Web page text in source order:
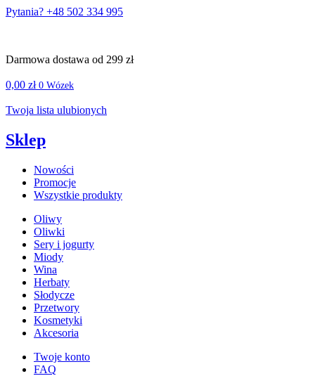
Pytania? +48 502 334 995
Darmowa dostawa od 299 zł
0,00 zł 0 Wózek
Twoja lista ulubionych
Sklep
Nowości
Promocje
Wszystkie produkty
Oliwy
Oliwki
Sery i jogurty
Miody
Wina
Herbaty
Słodycze
Przetwory
Kosmetyki
Akcesoria
Twoje konto
FAQ